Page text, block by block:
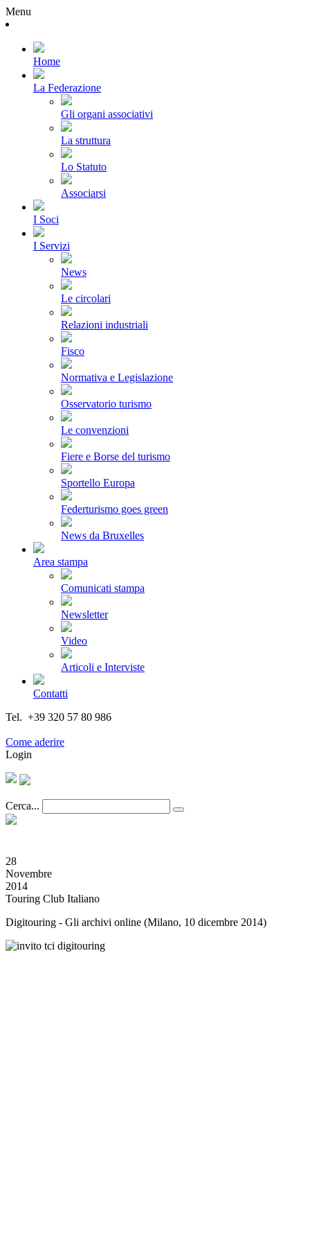
Menu
Home
La Federazione
Gli organi associativi
La struttura
Lo Statuto
Associarsi
I Soci
I Servizi
News
Le circolari
Relazioni industriali
Fisco
Normativa e Legislazione
Osservatorio turismo
Le convenzioni
Fiere e Borse del turismo
Sportello Europa
Federturismo goes green
News da Bruxelles
Area stampa
Comunicati stampa
Newsletter
Video
Articoli e Interviste
Contatti
Tel. +39 320 57 80 986
Come aderire
Login
Cerca...
28
Novembre
2014
Touring Club Italiano
Digitouring - Gli archivi online (Milano, 10 dicembre 2014)